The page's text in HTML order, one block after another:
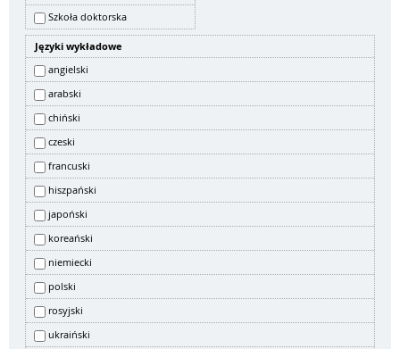
Szkoła doktorska
Języki wykładowe
angielski
arabski
chiński
czeski
francuski
hiszpański
japoński
koreański
niemiecki
polski
rosyjski
ukraiński